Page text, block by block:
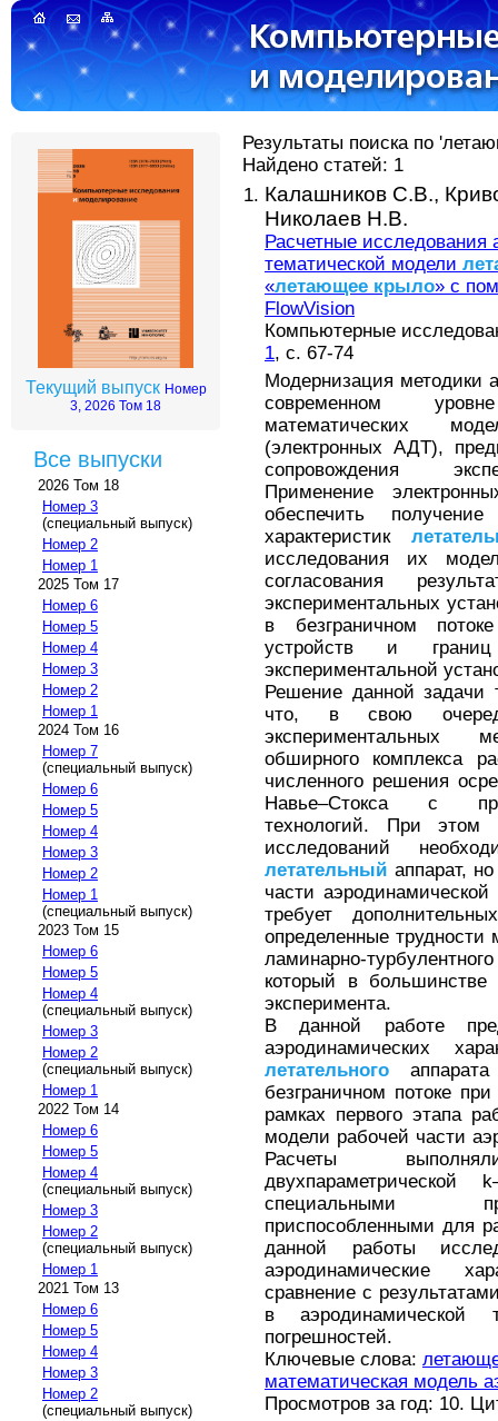
Текущий выпуск Номер
3, 2026 Том 18
Все выпуски
2026 Том 18
Номер 3
(специальный выпуск)
Номер 2
Номер 1
2025 Том 17
Номер 6
Номер 5
Номер 4
Номер 3
Номер 2
Номер 1
2024 Том 16
Номер 7
(специальный выпуск)
Номер 6
Номер 5
Номер 4
Номер 3
Номер 2
Номер 1
(специальный выпуск)
2023 Том 15
Номер 6
Номер 5
Номер 4
(специальный выпуск)
Номер 3
Номер 2
(специальный выпуск)
Номер 1
2022 Том 14
Номер 6
Номер 5
Номер 4
(специальный выпуск)
Номер 3
Номер 2
(специальный выпуск)
Номер 1
2021 Том 13
Номер 6
Номер 5
Номер 4
Номер 3
Номер 2
(специальный выпуск)
Результаты поиска по
Найдено статей: 1
Калашников С.В.,
Николаев Н.В.
Расчетные исследования
тематической модели
«летающее крыло» с
FlowVision
Компьютерные
1, с. 67-74
Модернизация методики
современном
математических
(электронных АДТ),
сопровождения
Применение
обеспечить
характеристик
исследования их
согласования
экспериментальных
в безграничном
устройств и
экспериментальной
Решение данной задачи
что, в свою
экспериментальных
обширного комплекса
численного решения
Навье–Стокса с
технологий. При этом
исследований
летательный аппарат,
части
требует
определенные трудности
ламинарно-
который в
эксперимента.
В данной работе
аэродинамических
летательного
безграничном потоке
рамках первого этапа
модели рабочей части
Расчеты
специальными
приспособленными для
данной работы
аэродинамические
сравнение с
в
погрешностей.
Ключевые слова:
математическая модель
Просмотров за год: 10.